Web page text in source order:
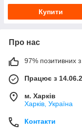
Купити
Про нас
97% позитивних з
Працює з
м. Харків
Харків, Україна
Контакти